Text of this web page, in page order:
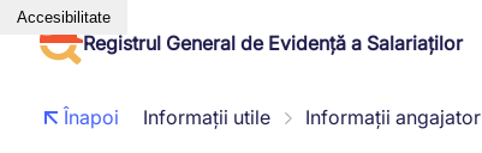
Registrul General de Evidență a Salariaților
Înapoi Informații utile Informații angajator
Accesibilitate